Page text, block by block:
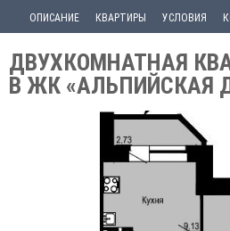
ОПИСАНИЕ КВАРТИРЫ УСЛОВИЯ
ДВУХКОМНАТНАЯ
В ЖК «АЛЬПИЙСКАЯ